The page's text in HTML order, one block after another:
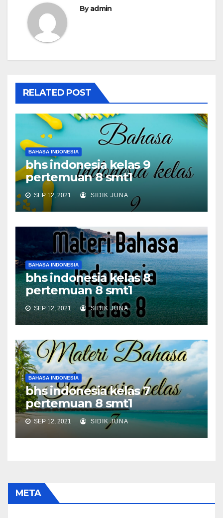
Byadmin
RELATED POST
BAHASA INDONESIA
bhs indonesia kelas 9
pertemuan 8 smt1
SEP 12, 2021 SIDIK JUNA
BAHASA INDONESIA
bhs indonesia kelas 8
pertemuan 8 smt1
SEP 12, 2021 SIDIK JUNA
BAHASA INDONESIA
bhs indonesia kelas 7
pertemuan 8 smt1
SEP 12, 2021 SIDIK JUNA
META